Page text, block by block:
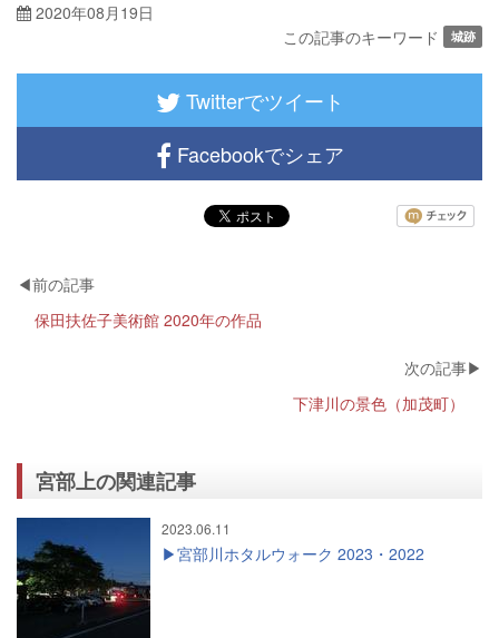
2020年08月19日
この記事のキーワード
城跡
Twitterでツイート
Facebookでシェア
保田扶佐子美術館 2020年の作品
下津川の景色（加茂町）
宮部上の関連記事
2023.06.11
宮部川ホタルウォーク 2023・2022